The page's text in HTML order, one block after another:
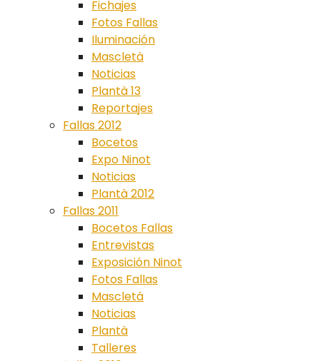
Fichajes
Fotos Fallas
Iluminación
Mascletà
Noticias
Plantà 13
Reportajes
Fallas 2012
Bocetos
Expo Ninot
Noticias
Plantà 2012
Fallas 2011
Bocetos Fallas
Entrevistas
Exposición Ninot
Fotos Fallas
Mascletá
Noticias
Plantà
Talleres